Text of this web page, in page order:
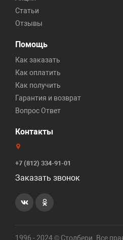
Статьи
Отзывы
Помощь
Как заказать
Как оплатить
Как получить
Гарантия и возврат
Вопрос Ответ
Контакты
+7 (812) 334-91-01
Заказать звонок
1996 - 2024 © Столбери. Все